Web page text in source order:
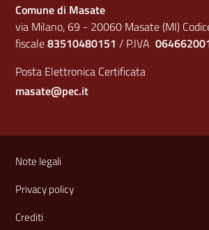
Comune di Masate
via Milano, 69 - 20060 Masate (MI)
fiscale83510480151 / P.IVA
Posta Elettronica Certificata
masate@pec.it
Sezione Link Utili
Note legali
Privacy policy
Crediti